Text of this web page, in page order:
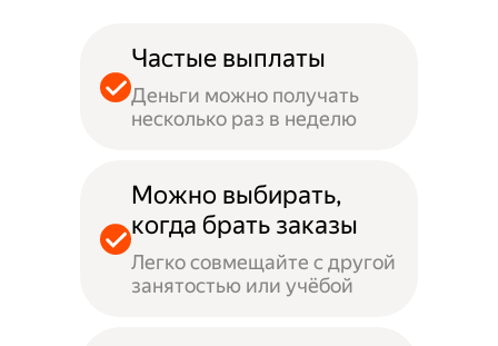
Частые выплаты
Деньги можно получать
несколько раз в неделю
Можно выбирать,
когда брать заказы
Легко совмещайте с другой
занятостью или учёбой